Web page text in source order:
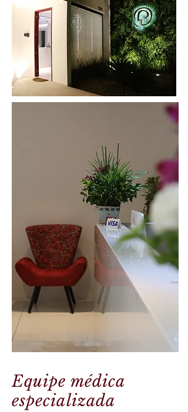
Equipe médica
especializada